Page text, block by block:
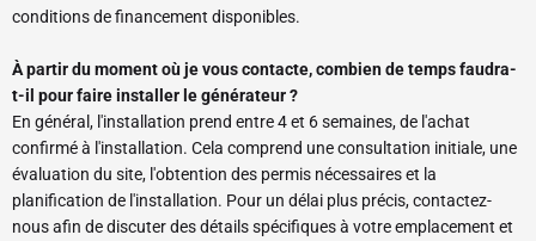
conditions de financement disponibles.
À partir du moment où je vous contacte, combien de temps faudra-
t-il pour faire installer le générateur ?
En général, l'installation prend entre 4 et 6 semaines, de l'achat
confirmé à l'installation. Cela comprend une consultation initiale, une
évaluation du site, l'obtention des permis nécessaires et la
planification de l'installation. Pour un délai plus précis, contactez-
nous afin de discuter des détails spécifiques à votre emplacement et